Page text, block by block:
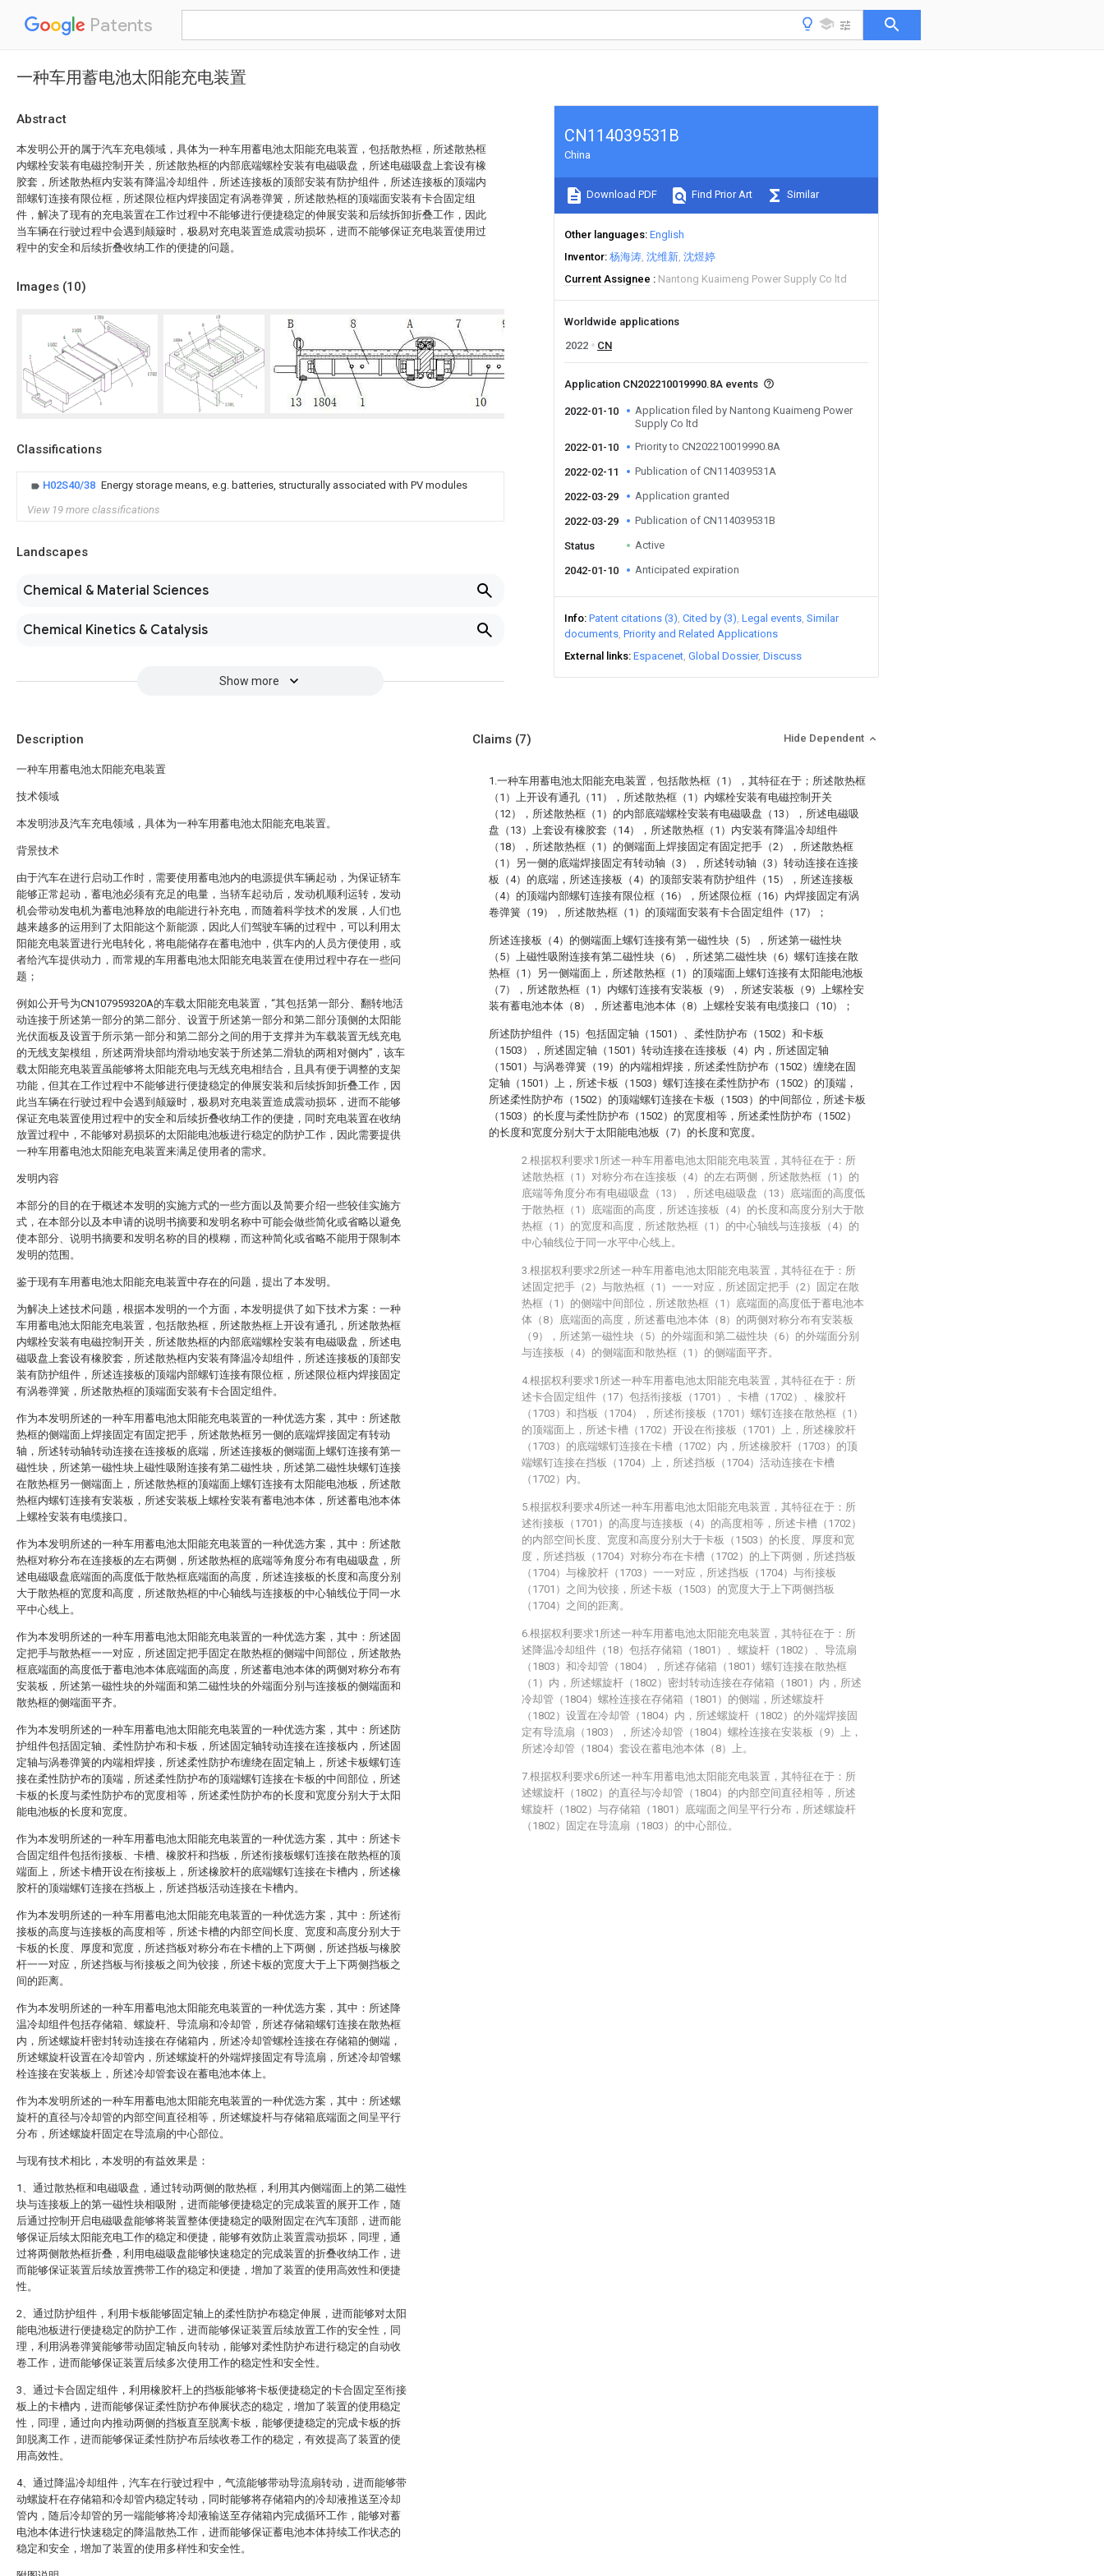
Patents
一种车用蓄电池太阳能充电装置
Abstract
本发明公开的属于汽车充电领域，具体为一种车用蓄电池太阳能充电装置，包括散热框，所述散热框
内螺栓安装有电磁控制开关，所述散热框的内部底端螺栓安装有电磁吸盘，所述电磁吸盘上套设有橡
胶套，所述散热框内安装有降温冷却组件，所述连接板的顶部安装有防护组件，所述连接板的顶端内
部螺钉连接有限位框，所述限位框内焊接固定有涡卷弹簧，所述散热框的顶端面安装有卡合固定组
件，解决了现有的充电装置在工作过程中不能够进行便捷稳定的伸展安装和后续拆卸折叠工作，因此
当车辆在行驶过程中会遇到颠簸时，极易对充电装置造成震动损坏，进而不能够保证充电装置使用过
程中的安全和后续折叠收纳工作的便捷的问题。
Images (10)
Classifications
H02S40/38 Energy storage means, e.g. batteries, structurally associated with PV modules
View 19 more classifications
Landscapes
Chemical & Material Sciences
Chemical Kinetics & Catalysis
Show more
CN114039531B
China
Download PDF Find Prior Art Similar
Other languages English
Inventor 杨海涛 沈维新 沈煜婷
Current Assignee
Nantong Kuaimeng Power Supply Co ltd
Worldwide applications
2022
CN
Application CN202210019990.8A events
2022-01-10
Application filed by Nantong Kuaimeng Power
Supply Co ltd
2022-01-10
Priority to CN202210019990.8A
2022-02-11 Publication of CN114039531A
2022-03-29 Application granted
2022-03-29 Publication of CN114039531B
Status Active
2042-01-10 Anticipated expiration
Info Patent citations (3) Cited by (3) Legal events Similar
documents Priority and Related Applications
External links Espacenet Global Dossier Discuss
Description
一种车用蓄电池太阳能充电装置
技术领域
本发明涉及汽车充电领域，具体为一种车用蓄电池太阳能充电装置。
背景技术
由于汽车在进行启动工作时，需要使用蓄电池内的电源提供车辆起动，为保证轿车
能够正常起动，蓄电池必须有充足的电量，当轿车起动后，发动机顺利运转，发动
机会带动发电机为蓄电池释放的电能进行补充电，而随着科学技术的发展，人们也
越来越多的运用到了太阳能这个新能源，因此人们驾驶车辆的过程中，可以利用太
阳能充电装置进行光电转化，将电能储存在蓄电池中，供车内的人员方便使用，或
者给汽车提供动力，而常规的车用蓄电池太阳能充电装置在使用过程中存在一些问
题；
例如公开号为CN107959320A的车载太阳能充电装置，“其包括第一部分、翻转地活
动连接于所述第一部分的第二部分、设置于所述第一部分和第二部分顶侧的太阳能
光伏面板及设置于所示第一部分和第二部分之间的用于支撑并为车载装置无线充电
的无线支架模组，所述两滑块部均滑动地安装于所述第二滑轨的两相对侧内”，该车
载太阳能充电装置虽能够将太阳能充电与无线充电相结合，且具有便于调整的支架
功能，但其在工作过程中不能够进行便捷稳定的伸展安装和后续拆卸折叠工作，因
此当车辆在行驶过程中会遇到颠簸时，极易对充电装置造成震动损坏，进而不能够
保证充电装置使用过程中的安全和后续折叠收纳工作的便捷，同时充电装置在收纳
放置过程中，不能够对易损坏的太阳能电池板进行稳定的防护工作，因此需要提供
一种车用蓄电池太阳能充电装置来满足使用者的需求。
发明内容
本部分的目的在于概述本发明的实施方式的一些方面以及简要介绍一些较佳实施方
式，在本部分以及本申请的说明书摘要和发明名称中可能会做些简化或省略以避免
使本部分、说明书摘要和发明名称的目的模糊，而这种简化或省略不能用于限制本
发明的范围。
鉴于现有车用蓄电池太阳能充电装置中存在的问题，提出了本发明。
为解决上述技术问题，根据本发明的一个方面，本发明提供了如下技术方案：一种
车用蓄电池太阳能充电装置，包括散热框，所述散热框上开设有通孔，所述散热框
内螺栓安装有电磁控制开关，所述散热框的内部底端螺栓安装有电磁吸盘，所述电
磁吸盘上套设有橡胶套，所述散热框内安装有降温冷却组件，所述连接板的顶部安
装有防护组件，所述连接板的顶端内部螺钉连接有限位框，所述限位框内焊接固定
有涡卷弹簧，所述散热框的顶端面安装有卡合固定组件。
作为本发明所述的一种车用蓄电池太阳能充电装置的一种优选方案，其中：所述散
热框的侧端面上焊接固定有固定把手，所述散热框另一侧的底端焊接固定有转动
轴，所述转动轴转动连接在连接板的底端，所述连接板的侧端面上螺钉连接有第一
磁性块，所述第一磁性块上磁性吸附连接有第二磁性块，所述第二磁性块螺钉连接
在散热框另一侧端面上，所述散热框的顶端面上螺钉连接有太阳能电池板，所述散
热框内螺钉连接有安装板，所述安装板上螺栓安装有蓄电池本体，所述蓄电池本体
上螺栓安装有电缆接口。
作为本发明所述的一种车用蓄电池太阳能充电装置的一种优选方案，其中：所述散
热框对称分布在连接板的左右两侧，所述散热框的底端等角度分布有电磁吸盘，所
述电磁吸盘底端面的高度低于散热框底端面的高度，所述连接板的长度和高度分别
大于散热框的宽度和高度，所述散热框的中心轴线与连接板的中心轴线位于同一水
平中心线上。
作为本发明所述的一种车用蓄电池太阳能充电装置的一种优选方案，其中：所述固
定把手与散热框一一对应，所述固定把手固定在散热框的侧端中间部位，所述散热
框底端面的高度低于蓄电池本体底端面的高度，所述蓄电池本体的两侧对称分布有
安装板，所述第一磁性块的外端面和第二磁性块的外端面分别与连接板的侧端面和
散热框的侧端面平齐。
作为本发明所述的一种车用蓄电池太阳能充电装置的一种优选方案，其中：所述防
护组件包括固定轴、柔性防护布和卡板，所述固定轴转动连接在连接板内，所述固
定轴与涡卷弹簧的内端相焊接，所述柔性防护布缠绕在固定轴上，所述卡板螺钉连
接在柔性防护布的顶端，所述柔性防护布的顶端螺钉连接在卡板的中间部位，所述
卡板的长度与柔性防护布的宽度相等，所述柔性防护布的长度和宽度分别大于太阳
能电池板的长度和宽度。
作为本发明所述的一种车用蓄电池太阳能充电装置的一种优选方案，其中：所述卡
合固定组件包括衔接板、卡槽、橡胶杆和挡板，所述衔接板螺钉连接在散热框的顶
端面上，所述卡槽开设在衔接板上，所述橡胶杆的底端螺钉连接在卡槽内，所述橡
胶杆的顶端螺钉连接在挡板上，所述挡板活动连接在卡槽内。
作为本发明所述的一种车用蓄电池太阳能充电装置的一种优选方案，其中：所述衔
接板的高度与连接板的高度相等，所述卡槽的内部空间长度、宽度和高度分别大于
卡板的长度、厚度和宽度，所述挡板对称分布在卡槽的上下两侧，所述挡板与橡胶
杆一一对应，所述挡板与衔接板之间为铰接，所述卡板的宽度大于上下两侧挡板之
间的距离。
作为本发明所述的一种车用蓄电池太阳能充电装置的一种优选方案，其中：所述降
温冷却组件包括存储箱、螺旋杆、导流扇和冷却管，所述存储箱螺钉连接在散热框
内，所述螺旋杆密封转动连接在存储箱内，所述冷却管螺栓连接在存储箱的侧端，
所述螺旋杆设置在冷却管内，所述螺旋杆的外端焊接固定有导流扇，所述冷却管螺
栓连接在安装板上，所述冷却管套设在蓄电池本体上。
作为本发明所述的一种车用蓄电池太阳能充电装置的一种优选方案，其中：所述螺
旋杆的直径与冷却管的内部空间直径相等，所述螺旋杆与存储箱底端面之间呈平行
分布，所述螺旋杆固定在导流扇的中心部位。
与现有技术相比，本发明的有益效果是：
1、通过散热框和电磁吸盘，通过转动两侧的散热框，利用其内侧端面上的第二磁性
块与连接板上的第一磁性块相吸附，进而能够便捷稳定的完成装置的展开工作，随
后通过控制开启电磁吸盘能够将装置整体便捷稳定的吸附固定在汽车顶部，进而能
够保证后续太阳能充电工作的稳定和便捷，能够有效防止装置震动损坏，同理，通
过将两侧散热框折叠，利用电磁吸盘能够快速稳定的完成装置的折叠收纳工作，进
而能够保证装置后续放置携带工作的稳定和便捷，增加了装置的使用高效性和便捷
性。
2、通过防护组件，利用卡板能够固定轴上的柔性防护布稳定伸展，进而能够对太阳
能电池板进行便捷稳定的防护工作，进而能够保证装置后续放置工作的安全性，同
理，利用涡卷弹簧能够带动固定轴反向转动，能够对柔性防护布进行稳定的自动收
卷工作，进而能够保证装置后续多次使用工作的稳定性和安全性。
3、通过卡合固定组件，利用橡胶杆上的挡板能够将卡板便捷稳定的卡合固定至衔接
板上的卡槽内，进而能够保证柔性防护布伸展状态的稳定，增加了装置的使用稳定
性，同理，通过向内推动两侧的挡板直至脱离卡板，能够便捷稳定的完成卡板的拆
卸脱离工作，进而能够保证柔性防护布后续收卷工作的稳定，有效提高了装置的使
用高效性。
4、通过降温冷却组件，汽车在行驶过程中，气流能够带动导流扇转动，进而能够带
动螺旋杆在存储箱和冷却管内稳定转动，同时能够将存储箱内的冷却液推送至冷却
管内，随后冷却管的另一端能够将冷却液输送至存储箱内完成循环工作，能够对蓄
电池本体进行快速稳定的降温散热工作，进而能够保证蓄电池本体持续工作状态的
稳定和安全，增加了装置的使用多样性和安全性。
Claims (7) Hide Dependent
1.一种车用蓄电池太阳能充电装置，包括散热框（1），其特征在于；所述散热框
（1）上开设有通孔（11），所述散热框（1）内螺栓安装有电磁控制开关
（12），所述散热框（1）的内部底端螺栓安装有电磁吸盘（13），所述电磁吸
盘（13）上套设有橡胶套（14），所述散热框（1）内安装有降温冷却组件
（18），所述散热框（1）的侧端面上焊接固定有固定把手（2），所述散热框
（1）另一侧的底端焊接固定有转动轴（3），所述转动轴（3）转动连接在连接
板（4）的底端，所述连接板（4）的顶部安装有防护组件（15），所述连接板
（4）的顶端内部螺钉连接有限位框（16），所述限位框（16）内焊接固定有涡
卷弹簧（19），所述散热框（1）的顶端面安装有卡合固定组件（17）；
所述连接板（4）的侧端面上螺钉连接有第一磁性块（5），所述第一磁性块
（5）上磁性吸附连接有第二磁性块（6），所述第二磁性块（6）螺钉连接在散
热框（1）另一侧端面上，所述散热框（1）的顶端面上螺钉连接有太阳能电池板
（7），所述散热框（1）内螺钉连接有安装板（9），所述安装板（9）上螺栓安
装有蓄电池本体（8），所述蓄电池本体（8）上螺栓安装有电缆接口（10）；
所述防护组件（15）包括固定轴（1501）、柔性防护布（1502）和卡板
（1503），所述固定轴（1501）转动连接在连接板（4）内，所述固定轴
（1501）与涡卷弹簧（19）的内端相焊接，所述柔性防护布（1502）缠绕在固
定轴（1501）上，所述卡板（1503）螺钉连接在柔性防护布（1502）的顶端，
所述柔性防护布（1502）的顶端螺钉连接在卡板（1503）的中间部位，所述卡板
（1503）的长度与柔性防护布（1502）的宽度相等，所述柔性防护布（1502）
的长度和宽度分别大于太阳能电池板（7）的长度和宽度。
2.根据权利要求1所述一种车用蓄电池太阳能充电装置，其特征在于：所
述散热框（1）对称分布在连接板（4）的左右两侧，所述散热框（1）的
底端等角度分布有电磁吸盘（13），所述电磁吸盘（13）底端面的高度低
于散热框（1）底端面的高度，所述连接板（4）的长度和高度分别大于散
热框（1）的宽度和高度，所述散热框（1）的中心轴线与连接板（4）的
中心轴线位于同一水平中心线上。
3.根据权利要求2所述一种车用蓄电池太阳能充电装置，其特征在于：所
述固定把手（2）与散热框（1）一一对应，所述固定把手（2）固定在散
热框（1）的侧端中间部位，所述散热框（1）底端面的高度低于蓄电池本
体（8）底端面的高度，所述蓄电池本体（8）的两侧对称分布有安装板
（9），所述第一磁性块（5）的外端面和第二磁性块（6）的外端面分别
与连接板（4）的侧端面和散热框（1）的侧端面平齐。
4.根据权利要求1所述一种车用蓄电池太阳能充电装置，其特征在于：所
述卡合固定组件（17）包括衔接板（1701）、卡槽（1702）、橡胶杆
（1703）和挡板（1704），所述衔接板（1701）螺钉连接在散热框（1）
的顶端面上，所述卡槽（1702）开设在衔接板（1701）上，所述橡胶杆
（1703）的底端螺钉连接在卡槽（1702）内，所述橡胶杆（1703）的顶
端螺钉连接在挡板（1704）上，所述挡板（1704）活动连接在卡槽
（1702）内。
5.根据权利要求4所述一种车用蓄电池太阳能充电装置，其特征在于：所
述衔接板（1701）的高度与连接板（4）的高度相等，所述卡槽（1702）
的内部空间长度、宽度和高度分别大于卡板（1503）的长度、厚度和宽
度，所述挡板（1704）对称分布在卡槽（1702）的上下两侧，所述挡板
（1704）与橡胶杆（1703）一一对应，所述挡板（1704）与衔接板
（1701）之间为铰接，所述卡板（1503）的宽度大于上下两侧挡板
（1704）之间的距离。
6.根据权利要求1所述一种车用蓄电池太阳能充电装置，其特征在于：所
述降温冷却组件（18）包括存储箱（1801）、螺旋杆（1802）、导流扇
（1803）和冷却管（1804），所述存储箱（1801）螺钉连接在散热框
（1）内，所述螺旋杆（1802）密封转动连接在存储箱（1801）内，所述
冷却管（1804）螺栓连接在存储箱（1801）的侧端，所述螺旋杆
（1802）设置在冷却管（1804）内，所述螺旋杆（1802）的外端焊接固
定有导流扇（1803），所述冷却管（1804）螺栓连接在安装板（9）上，
所述冷却管（1804）套设在蓄电池本体（8）上。
7.根据权利要求6所述一种车用蓄电池太阳能充电装置，其特征在于：所
述螺旋杆（1802）的直径与冷却管（1804）的内部空间直径相等，所述
螺旋杆（1802）与存储箱（1801）底端面之间呈平行分布，所述螺旋杆
（1802）固定在导流扇（1803）的中心部位。